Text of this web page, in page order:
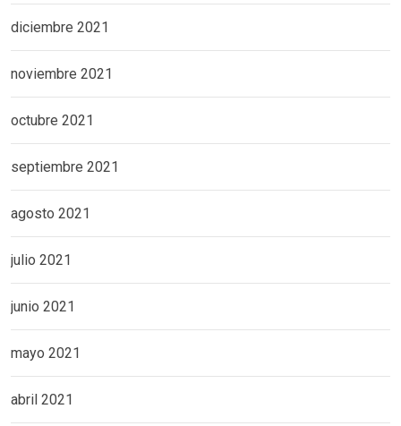
diciembre 2021
noviembre 2021
octubre 2021
septiembre 2021
agosto 2021
julio 2021
junio 2021
mayo 2021
abril 2021